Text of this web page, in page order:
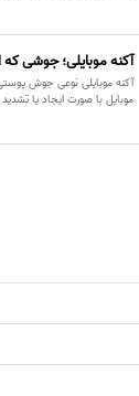
آکنه موبایلی؛ جوشی
آکنه موبایلی نوعی جوش
موبایل با صورت ایجاد یا